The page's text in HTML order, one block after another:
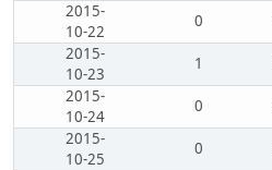
2015-
10-22
0
2015-
10-23
1
2015-
10-24
0
2015-
10-25
0